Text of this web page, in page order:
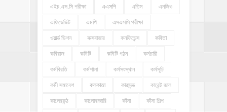
এইচ.এস.সি পরীক্ষা এএসপি এতিম এনজিও
এফিডেভিট এমপি এসএসসি পরীক্ষা
ওয়ার্ল্ড ভিশন কক্সবাজার কনফিডেন্স কবিতা
কবিরাজ কমিটি কমিটি গঠন কর্মচারী
কর্মবিরতি কর্মশালা কর্মসংস্থান কর্মসূচি
কর্মী সমাবেশ কলকাতা কারাদন্ড কারেন্ট জাল
কালেরকন্ঠ কালোবাজারি কাঁসা কাঁসা শিল্প